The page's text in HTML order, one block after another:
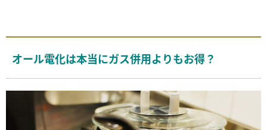
オール電化は本当にガス併用よりもお得？